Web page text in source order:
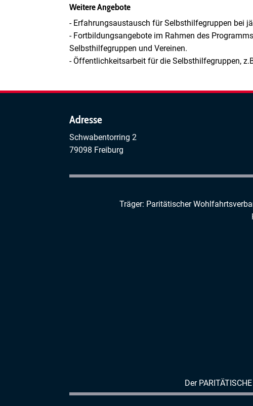
Weitere Angebote
- Erfahrungsaustausch für Selbsthilfegruppen bei
- Fortbildungsangebote im Rahmen des
Selbsthilfegruppen und Vereinen.
- Öffentlichkeitsarbeit für die Selbsthilfegruppen,
Adresse
Schwabentorring 2
79098 Freiburg
Träger: Paritätischer
Der